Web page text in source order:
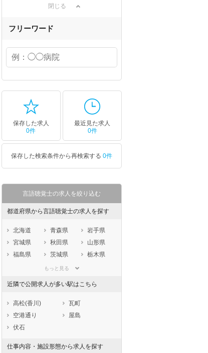
閉じる
フリーワード
保存した求人
0件
最近見た求人
0件
保存した検索条件から再検索する 0件
言語聴覚士の求人を絞り込む
都道府県から言語聴覚士の求人を探す
北海道 青森県
岩手県
宮城県
秋田県
山形県
福島県
茨城県
栃木県
埼玉県
石川県
福井県
静岡県
愛知県
滋賀県
鳥取県
島根県
岡山県
もっと見る
近隣で公開求人が多い駅はこちら
高松(香川)
瓦町
空港通り
屋島
伏石
仕事内容・施設形態から求人を探す